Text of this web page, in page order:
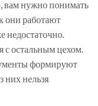
вам нужно понимать
они работают
недостаточно.
с остальным цехом.
формируют
них нельзя